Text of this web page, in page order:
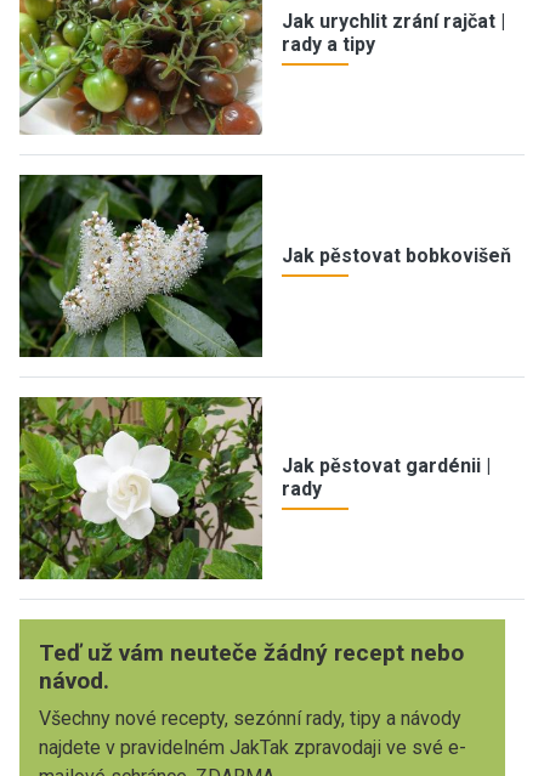
Jak urychlit zrání rajčat |
rady a tipy
Jak pěstovat bobkovišeň
Jak pěstovat gardénii |
rady
Teď už vám neuteče žádný recept nebo
návod.
Všechny nové recepty, sezónní rady, tipy a návody
najdete v pravidelném JakTak zpravodaji ve své e-